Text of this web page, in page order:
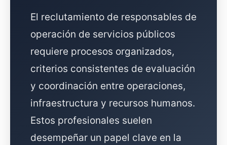
El reclutamiento de responsables de
operación de servicios públicos
requiere procesos organizados,
criterios consistentes de evaluación
y coordinación entre operaciones,
infraestructura y recursos humanos.
Estos profesionales suelen
desempeñar un papel clave en la